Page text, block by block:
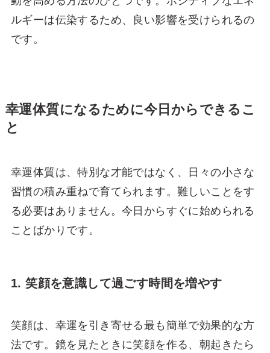
ルギーは伝染するため、良い影響を受けられるの
です。
幸運体質になるために今日からできるこ
と
幸運体質は、特別な才能ではなく、日々の小さな
習慣の積み重ねで育てられます。難しいことをす
る必要はありません。今日からすぐに始められる
ことばかりです。
1. 笑顔を意識して過ごす時間を増やす
笑顔は、幸運を引き寄せる最も簡単で効果的な方
法です。鏡を見たときに笑顔を作る、朝起きたら